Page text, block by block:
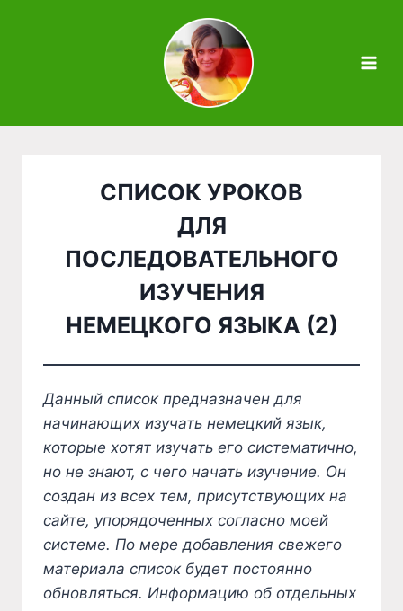
СПИСОК УРОКОВ
ДЛЯ
ПОСЛЕДОВАТЕЛЬНОГО
ИЗУЧЕНИЯ
НЕМЕЦКОГО ЯЗЫКА (2)
Данный список предназначен для
начинающих изучать немецкий язык,
которые хотят изучать его систематично,
но не знают, с чего начать изучение. Он
создан из всех тем, присутствующих на
сайте, упорядоченных согласно моей
системе. По мере добавления свежего
материала список будет постоянно
обновляться. Информацию об отдельных